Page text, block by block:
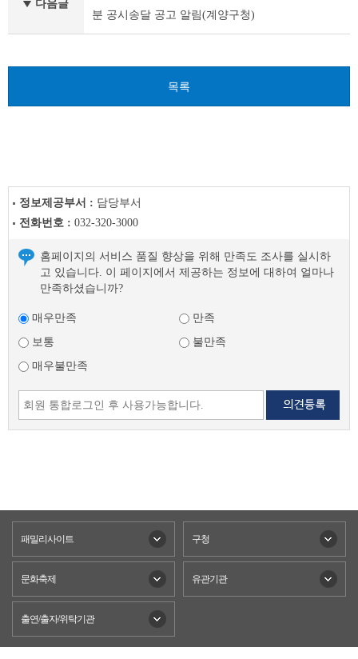
글
음
다음글
분 공시송달 공고 알림(계양구청)
목록
정보제공부서 : 담당부서
전화번호 : 032-320-3000
홈페이지의 서비스 품질 향상을 위해 만족도 조사를 실시하
고 있습니다. 이 페이지에서 제공하는 정보에 대하여 얼마나
만족하셨습니까?
매우만족
만족
보통
불만족
매우불만족
패밀리사이트 구청
문화축제 유관기관
출연/출자/위탁기관